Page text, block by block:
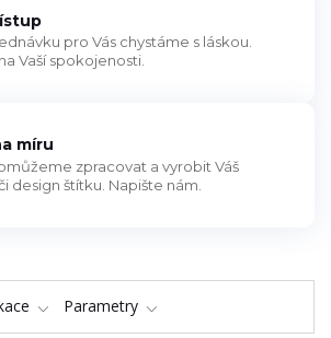
pro Vás chystáme s láskou.
Vaší spokojenosti.
míru
zpracovat a vyrobit Váš
design štítku. Napište nám.
Parametry